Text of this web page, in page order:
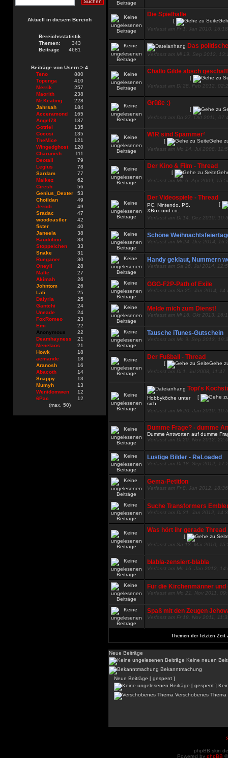
Aktuell in diesem Bereich
Bereichsstatistik
Themen:
343
Beiträge
4681
Beiträge von Usern > 4
Teno
880
Topenga
410
Merrik
257
Maorith
238
Mr.Keating
228
Jahrsah
184
Acceramond
165
Angel78
137
Gotriel
135
Cocosi
135
TheMice
121
Wingedghost
120
Charunish
111
Deotail
79
Legius
78
Sardam
77
Maikez
62
Ciresh
56
Genius_Dexter
53
Choildan
49
Jerodi
49
Sradac
47
woodcastler
42
fister
40
Janeela
38
Baudolino
33
Stoppelchen
33
Snake
31
Rueganer
30
Oneyll
28
Malte
27
Akimah
26
Johntom
26
Lali
25
Dalyria
25
Gantchi
24
Uneade
24
FoxRomeo
23
Emi
22
Anonymous
22
Deamhayness
21
Menelaos
21
Howk
18
aemande
18
Aranosh
16
Abacoth
14
Snappy
13
Mumyh
13
Wenidomwen
12
6Pac
12
(max. 50)
Die Spielhalle
[
Verfasst am Fr 1. Jan 2010, 16:18
Das
Verfasst am Mi 19. Sep 2012,
Challo Gilde absch
[
Verfasst am Di 28. Feb 2012,
Grüße :)
[
Verfasst am Do 27. Okt 2011,
W!R sind Spammer²
[
Gehe
Verfasst am Mo 14. Jul 2008,
Der Kino & Film - Thread
[
Verfasst am Mo 6. Apr 2009,
Der Videospiele - Thread
PC, Nintendo, PS,
XBox und co.
[
Verfasst am Di 14. Dez 2010,
Schöne
Verfasst am Mi 24. Dez 2014,
Handy geklaut, Nummern
Verfasst am Sa 26. Jul 2014,
GGG-F2P-Path of Exile
Verfasst am Sa 25. Jan 2014,
Melde mich zum Dienst!
Verfasst am Mi 16. Okt 2013,
Tausche iTunes-Gutschein
Verfasst am Mo 9. Sep 2013,
Der Fußball - Thread
[
Gehe
Verfasst am Di 1. Jul 2008, 11:47
Topi's
Hobbyköche unter
sich
[
Verfasst am Mi 20. Jan 2010,
Dumme Frage? - dumme
Dumme Antworten auf dumme
Verfasst am Di 20. Nov 2012,
Lustige Bilder - ReLoaded
Verfasst am Di 18. Sep 2012,
Gema-Petition
Verfasst am Fr 8. Jun 2012, 18:36
Suche Transformers
Verfasst am Di 31. Jan 2012,
Was hört ihr gerade Thread
[
Verfasst am Sa 13. Mär 2010,
blabla-zensiert-blabla
Verfasst am Mo 16. Jan 2012,
Für die Kirchenmänner und
Verfasst am Mo 21. Nov 2011,
Spaß mit den Zeugen
Verfasst am Fr 18. Nov 2011,
Themen der letzten Zeit
Neue Beiträge
Keine neuen
Bekanntmachung
Neue Beiträge [ gesperrt ]
Verschobenes Thema
phpBB skin
Powered by phpBB